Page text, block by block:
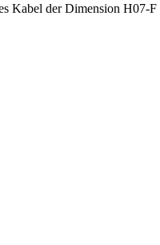
Kabel der Dimension